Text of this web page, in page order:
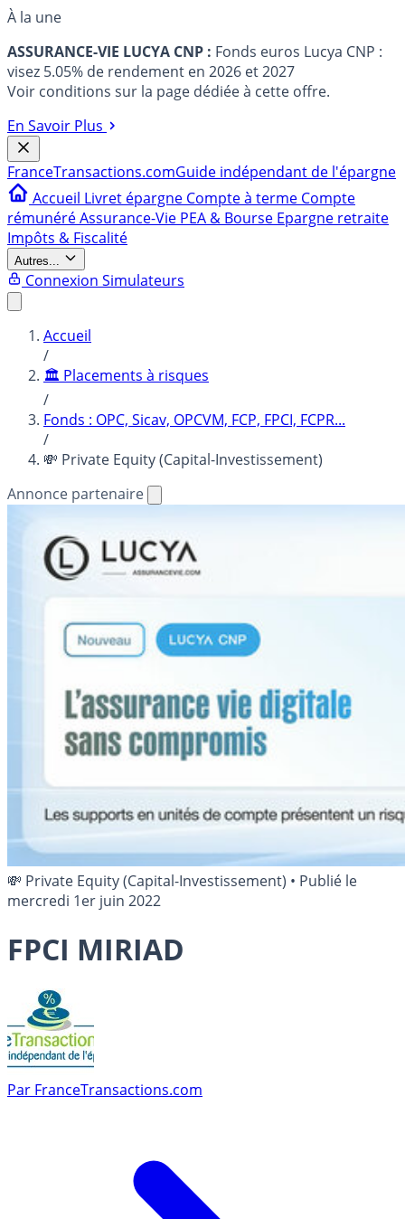
À la une
ASSURANCE-VIE LUCYA CNP : Fonds euros Lucya CNP :
visez 5.05% de rendement en 2026 et 2027
Voir conditions sur la page dédiée à cette offre.
En Savoir Plus
FranceTransactions.comGuide indépendant de l'épargne
Accueil Livret épargne Compte à terme Compte
rémunéréAssurance-Vie PEA & Bourse Epargne retraite
Impôts & Fiscalité
Autres...
Connexion Simulateurs
Accueil
/
🏛️ Placements à risques
/
Fonds : OPC, Sicav, OPCVM, FCP, FPCI, FCPR...
/
💸 Private Equity (Capital-Investissement)
Annonce partenaire
💸 Private Equity (Capital-Investissement) • Publié le
mercredi 1er juin 2022
FPCI MIRIAD
Par FranceTransactions.com